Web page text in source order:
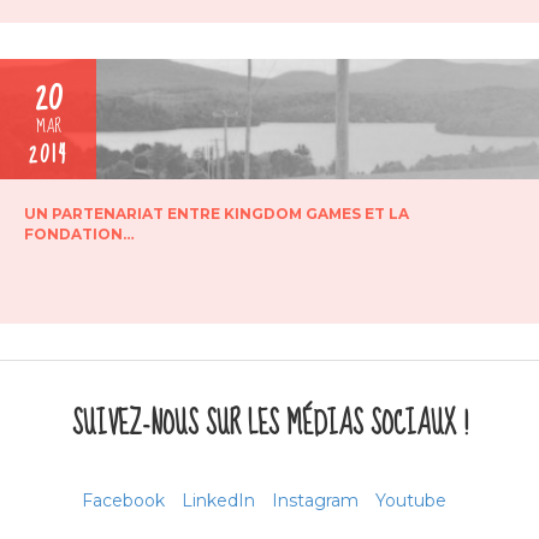
20
MAR
2014
UN PARTENARIAT ENTRE KINGDOM GAMES ET LA
FONDATION…
SUIVEZ-NOUS SUR LES MÉDIAS SOCIAUX !
Facebook LinkedIn Instagram Youtube